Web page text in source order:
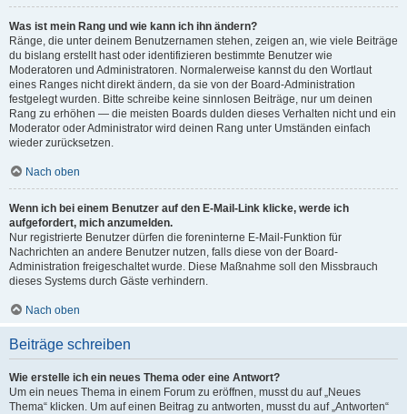
Was ist mein Rang und wie kann ich ihn ändern?
Ränge, die unter deinem Benutzernamen stehen, zeigen an, wie viele Beiträge
du bislang erstellt hast oder identifizieren bestimmte Benutzer wie
Moderatoren und Administratoren. Normalerweise kannst du den Wortlaut
eines Ranges nicht direkt ändern, da sie von der Board-Administration
festgelegt wurden. Bitte schreibe keine sinnlosen Beiträge, nur um deinen
Rang zu erhöhen — die meisten Boards dulden dieses Verhalten nicht und ein
Moderator oder Administrator wird deinen Rang unter Umständen einfach
wieder zurücksetzen.
Nach oben
Wenn ich bei einem Benutzer auf den E-Mail-Link klicke, werde ich
aufgefordert, mich anzumelden.
Nur registrierte Benutzer dürfen die foreninterne E-Mail-Funktion für
Nachrichten an andere Benutzer nutzen, falls diese von der Board-
Administration freigeschaltet wurde. Diese Maßnahme soll den Missbrauch
dieses Systems durch Gäste verhindern.
Nach oben
Beiträge schreiben
Wie erstelle ich ein neues Thema oder eine Antwort?
Um ein neues Thema in einem Forum zu eröffnen, musst du auf „Neues
Thema“ klicken. Um auf einen Beitrag zu antworten, musst du auf „Antworten“